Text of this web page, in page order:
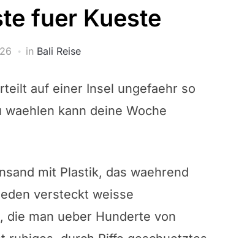
fuer Kueste
in Bali Reise
auf einer Insel ungefaehr so
kann deine Woche
mit Plastik, das waehrend
versteckt weisse
die man ueber Hunderte von